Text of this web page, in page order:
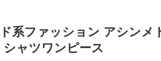
系ファッション アシンメ
シャツワンピース